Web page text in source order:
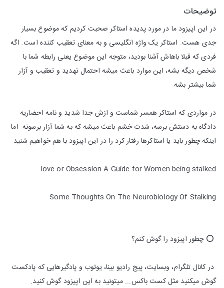
توضیحات
در این اپیزود ما در مورد پدیده استاکر صحبت کردیم که موضوع بسیار
جدی هست. استاکر یک واژه انگلیسی و به معنای تعقیب کننده است. اگه
فردی که قبلا باهاش آشنا بودید، متوجه این موضوع یعنی رابطه شما با
شخص دیگه بشه، این موارد باعث میشه احتمال تهدید و تعقیب و آزار
شما بیشتر بشه.
در مواردی که استاکر همسر شماست و ازش جدا شدید و نامه احضاریه
دادگاه به دستش برسه، شدت خشم باعث میشه که به شما آزار برسونه. اما
اینکه چطور باید یا استاکرها رفتار کرد را در این اپیزود با هم خواهیم شنید.
love or Obsession A Guide for Women being stalked
Some Thoughts On The Neurobiology Of Stalking
⭕️ چطور اپیزود را گوش کنم؟
در کانال تلگرام، وبسایت، پیج رادیو بینا، یوتوب و پادگیرهایی که پادکست
گوش میکنید مثل کست باکس... میتونید به این اپیزود گوش کنید.